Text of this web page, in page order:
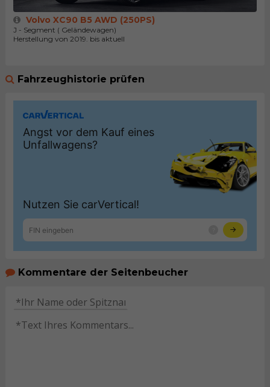
Volvo XC90 B5 AWD (250PS)
J - Segment ( Geländewagen)
Herstellung von 2019. bis aktuell
Fahrzeughistorie prüfen
Kommentare der Seitenbeucher